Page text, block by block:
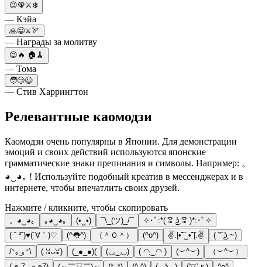
😉🦚⚔️❄️
— Кэйа
🙏😉⚔️🏹
— Награды за молитву
😉🔥 🏠🧹
— Тома
🧑😏😉
— Стив Харрингтон
Релевантные каомодзи
Каомодзи очень популярны в Японии. Для демонстрации
эмоций и своих действий используются японские
грамматические знаки препинания и символы. Например: 。
◕‿◕｡ ! Используйте подобный креатив в мессенджерах и в
интернете, чтобы впечатлить своих друзей.
Нажмите / кликните, чтобы скопировать
。◕‿◕｡ ｡◕‿◕｡ (•‿•) ¯\_(ツ)_/¯
✧･ﾟ:*( ͡ꈍ ͜ʖ̫ ͡ꈍ )*:･ﾟ✧
( ˘ ³˘)♥(´∀｀)♡
(^👅^) （＾Ｏ＾） (^o^) ✌.|•͡˘‿•͡˘|.✌
( ͡° ͜ʖ ~)
/ᐠ｡ꞈ｡ᐟ\
( ꈍᴗꈍ) (_●_●)( (◡‿◡) ( ◠‿◠ ) (︶^︶)
（︶^︶）